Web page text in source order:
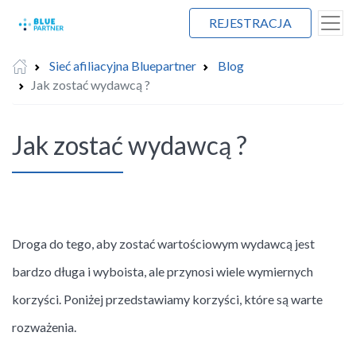
REJESTRACJA
Sieć afiliacyjna Bluepartner
Blog
Jak zostać wydawcą ?
Jak zostać wydawcą ?
Droga do tego, aby zostać wartościowym wydawcą jest
bardzo długa i wyboista, ale przynosi wiele wymiernych
korzyści. Poniżej przedstawiamy korzyści, które są warte
rozważenia.